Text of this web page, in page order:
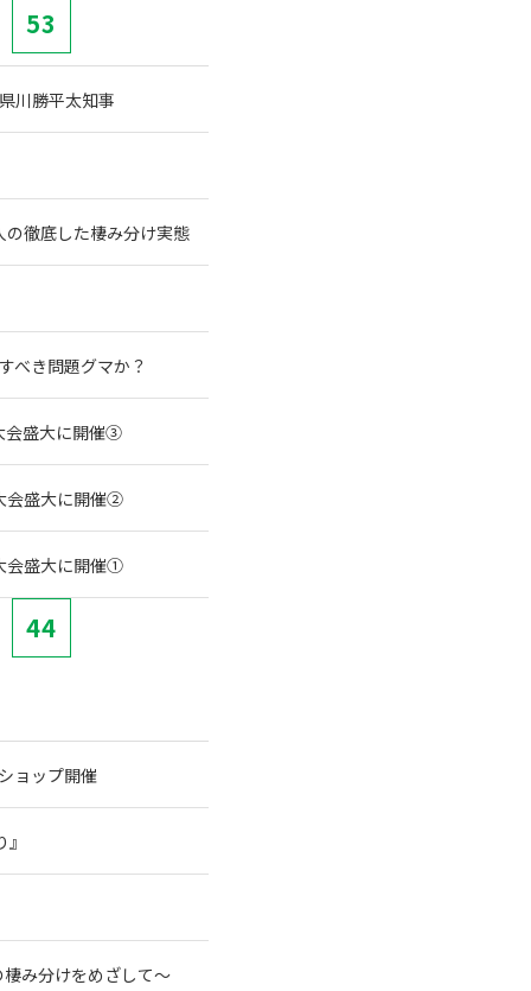
53
川勝平太知事
徹底した棲み分け実態
べき問題グマか？
会盛大に開催③
会盛大に開催②
会盛大に開催①
44
ョップ開催
み分けをめざして～